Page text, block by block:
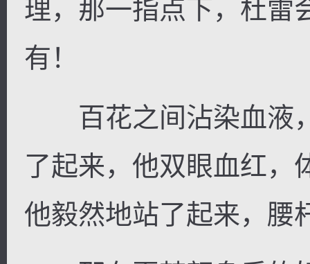
理，那一指点下，杜雷
有！
百花之间沾染血液
了起来，他双眼血红，
他毅然地站了起来，腰